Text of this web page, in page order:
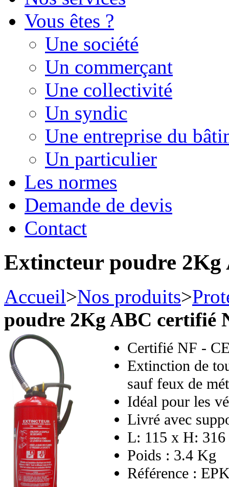
Vous êtes ?
Une société
Un commerçant
Une collectivité
Un syndic
Une entreprise du
Un particulier
Les normes
Demande de devis
Contact
Extincteur poudre
Accueil>Nos produits>
poudre 2Kg ABC certifié
Certifié NF -
Extinction de
sauf feux de
Idéal pour les
Livré avec
L: 115 x H:
Poids : 3.4 Kg
Référence :